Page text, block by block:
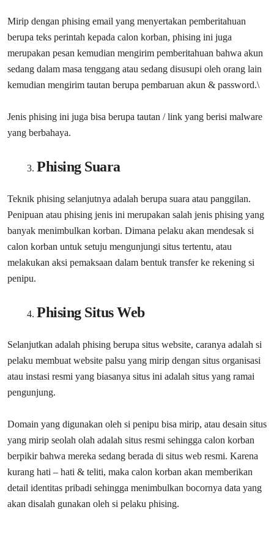
Mirip dengan phising email yang menyertakan pemberitahuan
berupa teks perintah kepada calon korban, phising ini juga
merupakan pesan kemudian mengirim pemberitahuan bahwa akun
sedang dalam masa tenggang atau sedang disusupi oleh orang lain
kemudian mengirim tautan berupa pembaruan akun & password.\
Jenis phising ini juga bisa berupa tautan / link yang berisi malware
yang berbahaya.
Phising Suara
Teknik phising selanjutnya adalah berupa suara atau panggilan.
Penipuan atau phising jenis ini merupakan salah jenis phising yang
banyak menimbulkan korban. Dimana pelaku akan mendesak si
calon korban untuk setuju mengunjungi situs tertentu, atau
melakukan aksi pemaksaan dalam bentuk transfer ke rekening si
penipu.
Phising Situs Web
Selanjutkan adalah phising berupa situs website, caranya adalah si
pelaku membuat website palsu yang mirip dengan situs organisasi
atau instasi resmi yang biasanya situs ini adalah situs yang ramai
pengunjung.
Domain yang digunakan oleh si penipu bisa mirip, atau desain situs
yang mirip seolah olah adalah situs resmi sehingga calon korban
berpikir bahwa mereka sedang berada di situs web resmi. Karena
kurang hati – hati & teliti, maka calon korban akan memberikan
detail identitas pribadi sehingga menimbulkan bocornya data yang
akan disalah gunakan oleh si pelaku phising.